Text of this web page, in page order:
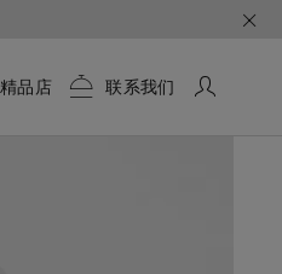
精品店 联系我们